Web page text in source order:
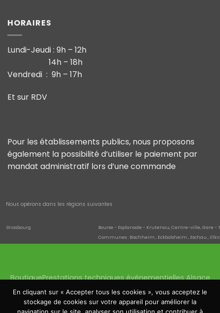
HORAIRES
Lundi-Jeudi : 9h – 12h
14h – 18h
Vendredi : 9h – 17h
Et sur RDV
Pour les établissements publics, nous proposons
également la possibilité d’utiliser le paiement par
mandat administratif lors d’une commande
Nous opérons dans les régions suivantes
Strasbourg
Bourse - Esplanade - Krutenau, Centre-ville, Gare -
Communes : Bischheim , Eckbolsheim , Eschau ,
Haguenau
Batzendorf , Biblisheim , Bischwiller , Bitschhoffen ,
Molsheim
Altorf , Avolsheim , Dachstein , Dorlisheim , Mutzig ,
Bourse, Esplanade, Krutenau
BoutiquePrestations techniques événementielles Alsace
Location sonorisation HaguenauLocation éclairage
Location écrans SaverneLocation tentes
En cliquant sur « Accepter tous les cookies », vous acceptez le
stockage de cookies sur votre appareil pour améliorer la
navigation sur le site, analyser son utilisation et contribuer à